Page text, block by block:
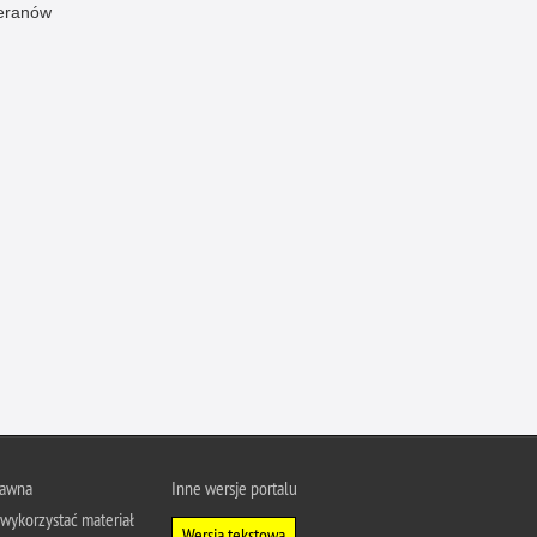
zbeszczeszczania
międzynarodowa
materiał
Inne wersje portalu